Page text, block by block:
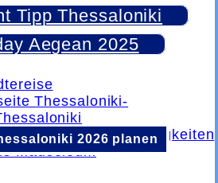
Tipp Thessaloniki
Aegean 2025
Thessaloniki-
»Antike Sehenswürdigkeiten
Mausoleum
2026 planen